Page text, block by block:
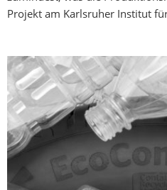
Projekt am Karlsruher Institut